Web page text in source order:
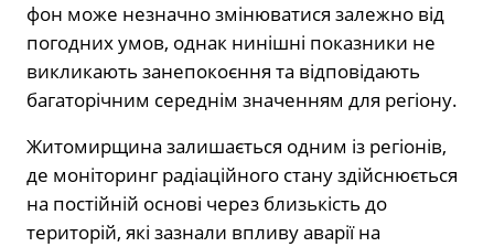
фон може незначно змінюватися залежно від
погодних умов, однак нинішні показники не
викликають занепокоєння та відповідають
багаторічним середнім значенням для регіону.
Житомирщина залишається одним із регіонів,
де моніторинг радіаційного стану здійснюється
на постійній основі через близькість до
територій, які зазнали впливу аварії на